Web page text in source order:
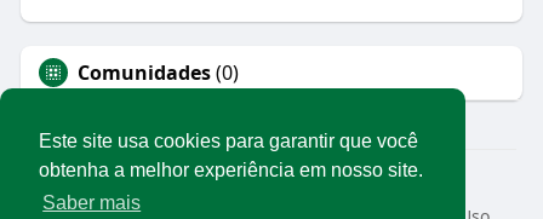
Este site usa cookies para garantir que você
obtenha a melhor experiência em nosso site.
Saber mais
Comunidades(0)
© 2026 Rede Abrasel